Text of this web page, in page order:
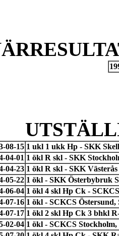
08-15 1 ukl 1 ukk Hp - SKK
04-01 1 ökl R skl - SKK
04-23 1 ökl R skl - SKK
05-22 1 ökl - SKK Österbybruk
06-04 1 ökl 4 skl Hp Ck -
07-16 1 ökl - SCKCS
07-17 1 ökl 2 skl Hp Ck 3 bhkl
02-04 1 ökl - SCKCS